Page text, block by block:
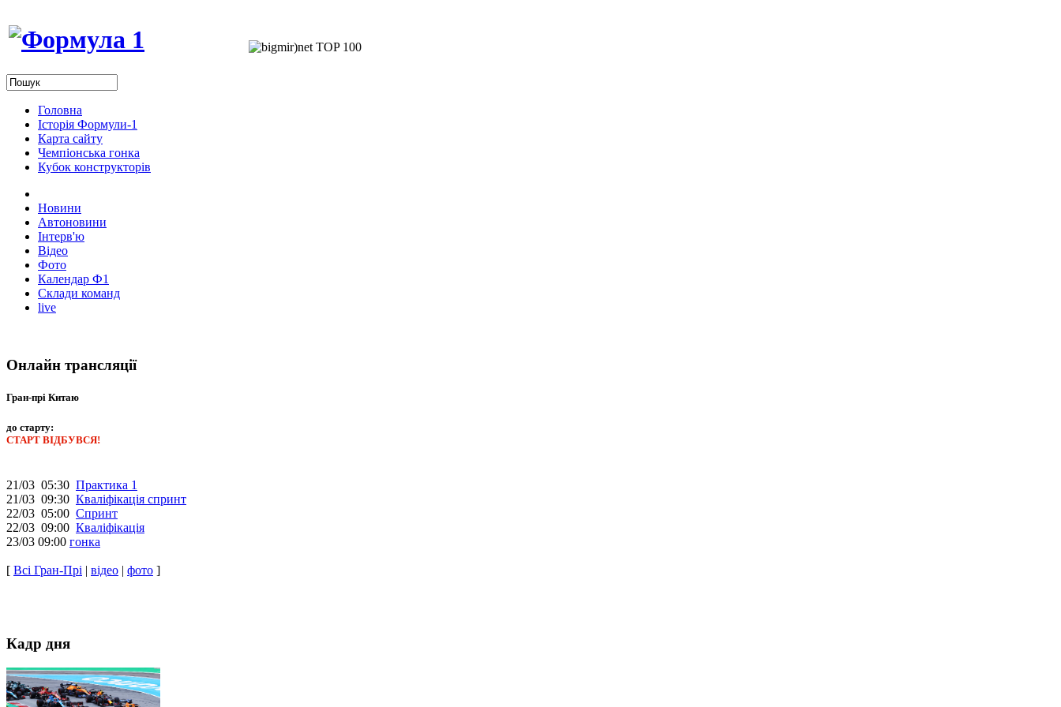
Головна
Історія Формули-1
Карта сайту
Чемпіонська гонка
Кубок конструкторів
Новини
Автоновини
Інтерв'ю
Відео
Фото
Календар Ф1
Склади команд
live
Онлайн трансляції
Гран-прі Китаю
до старту:
СТАРТ ВІДБУВСЯ!
21/03 05:30 Практика 1
21/03 09:30 Кваліфікація спринт
22/03 05:00 Спринт
22/03 09:00 Кваліфікація
23/03 09:00 гонка
[ Всі Гран-Прі | відео | фото ]
Кадр дня